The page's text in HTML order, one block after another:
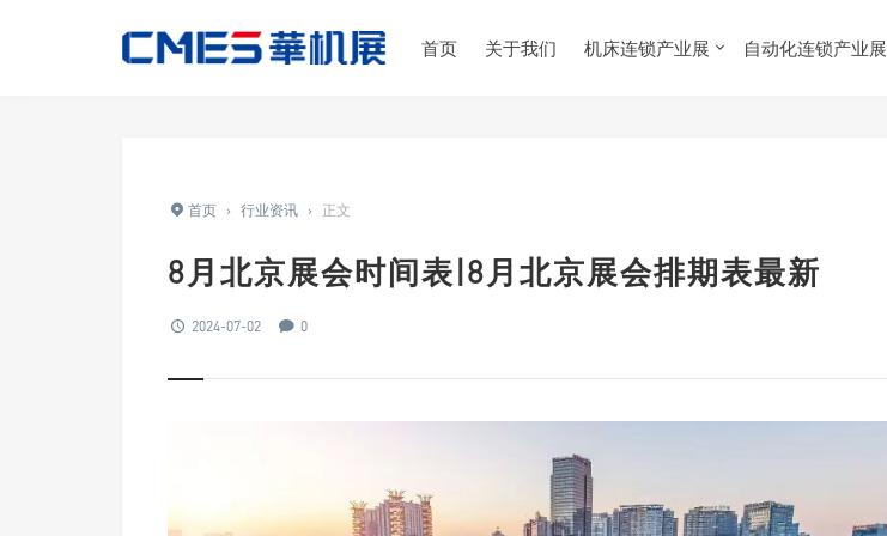
首页 关于我们 机床连锁产业展 自动化连锁产业展
首页 › 行业资讯 › 正文
8月北京展会时间表|8月北京展会排期表最新
2024-07-02 0